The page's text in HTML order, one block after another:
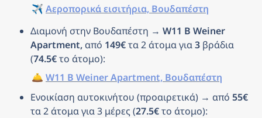
✈️ Αεροπορικά εισιτήρια, Βουδαπέστη
Διαμονή στην Βουδαπέστη → W11 B Weiner
Apartment, από 149€ τα 2 άτομα για 3 βράδια
(74.5€ το άτομο):
🛎️ W11 B Weiner Apartment, Βουδαπέστη
Ενοικίαση αυτοκινήτου (προαιρετικά) → από 55€
τα 2 άτομα για 3 μέρες (27.5€ το άτομο):